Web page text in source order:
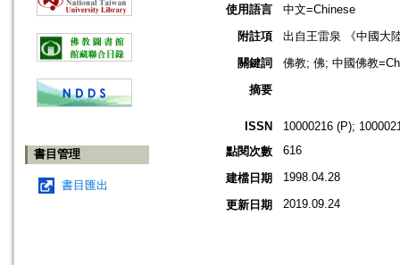
書目管理
書目匯出
使用語言
中文=Chinese
附註項
出自王雷泉 《中國大
關鍵詞
佛教; 佛; 中國佛教
摘要
ISSN
10000216 (P);
點閱次數
616
建檔日期 1998.04.28
更新日期 2019.09.24